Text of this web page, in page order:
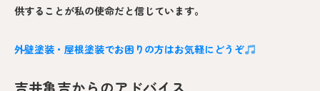
供することが私の使命だと信じています。
外壁塗装・屋根塗装でお困りの方はお気軽にどうぞ